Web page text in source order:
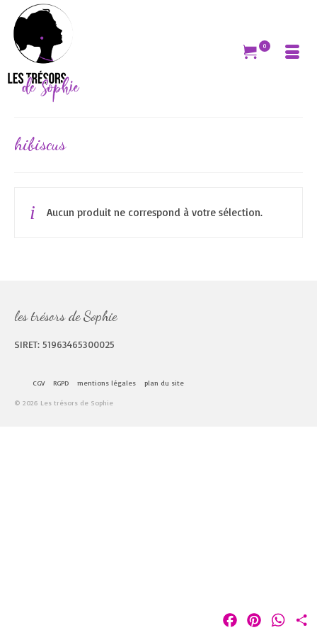
0
hibiscus
Aucun produit ne correspond à votre sélection.
les trésors de Sophie
SIRET: 51963465300025
CGV RGPD mentions légales plan du site
© 2026 Les trésors de Sophie
FacebookPinterest